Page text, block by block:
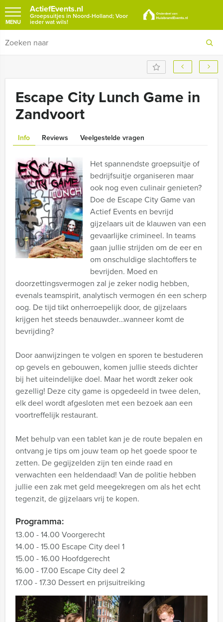
ActiefEvents.nl
Groepsuitjes in Noord-Holland; Voor
ieder wat wils!
MENU
Escape City Lunch Game in
Zandvoort
Info Reviews Veelgestelde vragen
Het spannendste groepsuitje of
bedrijfsuitje organiseren maar
ook nog even culinair genieten?
Doe de Escape City Game van
Actief Events en bevrijd
gijzelaars uit de klauwen van een
gevaarlijke crimineel. In teams
gaan jullie strijden om de eer en
om onschuldige slachtoffers te
bevrijden. Moed en
doorzettingsvermogen zal je zeker nodig hebben,
evenals teamspirit, analytisch vermogen én een scherp
oog. De tijd tikt onherroepelijk door, de gijzelaars
krijgen het steeds benauwder…wanneer komt de
bevrijding?
Door aanwijzingen te volgen en sporen te bestuderen
op gevels en gebouwen, komen jullie steeds dichter
bij het uiteindelijke doel. Maar het wordt zeker ook
gezellig! Deze city game is opgedeeld in twee delen,
elk deel wordt afgesloten met een bezoek aan een
voortreffelijk restaurant.
Met behulp van een tablet kan je de route bepalen en
ontvang je tips om jouw team op het goede spoor te
zetten. De gegijzelden zijn ten einde raad en
verwachten een heldendaad! Van de politie hebben
jullie een zak met geld meegekregen om als het echt
tegenzit, de gijzelaars vrij te kopen.
Programma:
13.00 - 14.00 Voorgerecht
14.00 - 15.00 Escape City deel 1
15.00 - 16.00 Hoofdgerecht
16.00 - 17.00 Escape City deel 2
17.00 - 17.30 Dessert en prijsuitreiking